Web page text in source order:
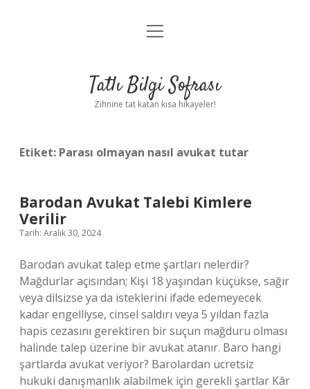
Anasayfa
Yasal Uyarı
menüyü
Tatlı Bilgi Sofrası
Zihnine tat katan kısa hikayeler!
Etiket: Parası olmayan nasıl avukat tutar
Barodan Avukat Talebi Kimlere
Verilir
Tarih: Aralık 30, 2024
Barodan avukat talep etme şartları nelerdir?
Mağdurlar açısından; Kişi 18 yaşından küçükse, sağır
veya dilsizse ya da isteklerini ifade edemeyecek
kadar engelliyse, cinsel saldırı veya 5 yıldan fazla
hapis cezasını gerektiren bir suçun mağduru olması
halinde talep üzerine bir avukat atanır. Baro hangi
şartlarda avukat veriyor? Barolardan ücretsiz
hukuki danışmanlık alabilmek için gerekli şartlar Kâr